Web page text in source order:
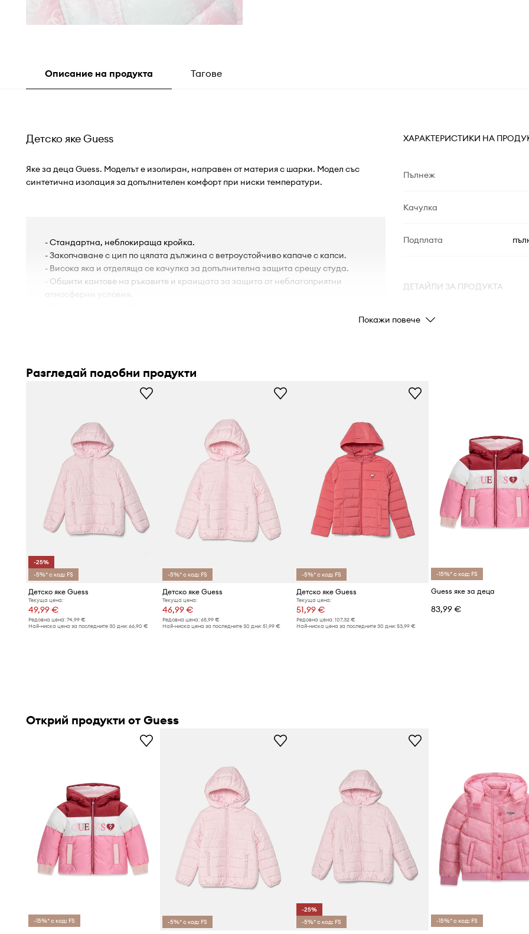
Описание на продукта Тагове
Детско яке Guess
Яке за деца Guess. Моделът е изолиран, направен от материя с шарки. Модел със
синтетична изолация за допълнителен комфорт при ниски температури.
- Стандартна, неблокираща кройка.
- Закопчаване с цип по цялата дължина с ветроустойчиво капаче с капси.
- Висока яка и отделяща се качулка за допълнителна защита срещу студа.
- Обшити кантове на ръкавите и краищата за защита от неблагоприятни
атмосферни условия.
ХАРАКТЕРИСТИКИ НА
Пълнеж
Качулка
Подплата
ДЕТАЙЛИ ЗА ПРОДУКТА
Код на
Марка
Покажи повече
Разгледай подобни продукти
-25%
-5%* с код: FS
Детско яке Guess
Текуща цена:
49,99 €
Редовна цена: 74,99 €
Най-ниска цена за последните 30 дни: 66,90 €
-5%* с код: FS
Детско яке Guess
Текуща цена:
46,99 €
Редовна цена:65,99 €
Най-ниска цена за последните 30 дни:51,99 €
-5%* с код: FS
Детско яке Guess
Текуща цена:
51,99 €
Редовна цена: 107,32 €
Най-ниска цена за последните 30 дни: 53,99 €
-15%* с код: FS
Guess яке за деца
83,99 €
Открий продукти от Guess
-15%* с код: FS -5%* с код: FS
-25%
-5%* с код: FS
-15%* с код: FS